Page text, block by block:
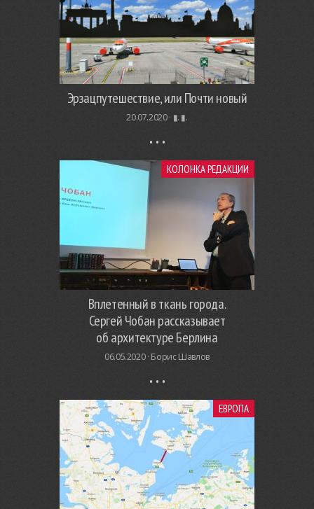
Эрзацпутешествие, или Почти новый
20.07.2020 · ▮. ▮.
КОЛОНКА РЕДАКЦИИ
Вплетенный в ткань города.
Сергей Чобан рассказывает
об архитектуре Берлина
06.05.2020 · Борис Шавлов
ЕВРОПА